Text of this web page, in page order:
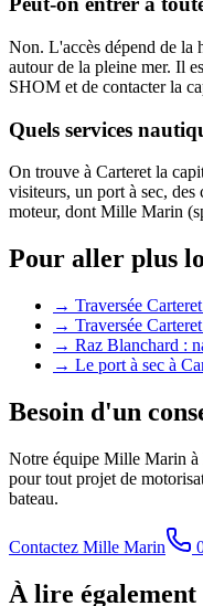
Non. L'accès dépend de la
autour de la pleine mer. Il
SHOM et de contacter la
Quels services
On trouve à Carteret la
visiteurs, un port à sec, des
moteur, dont Mille Marin
Pour aller plus
→ Traversée
→ Traversée
→ Raz Blanchard :
→ Le port à sec à
Besoin d'un
Notre équipe Mille Marin à
pour tout projet de
bateau.
Contactez Mille Marin
À lire également